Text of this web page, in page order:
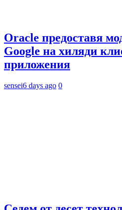
Oracle предоставя
Google на хиляди
приложения
sensei6 days ago 0